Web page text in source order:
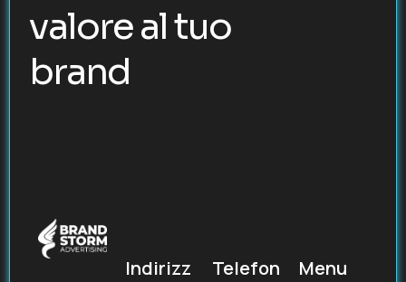
valore al tuo
brand
Indirizz
Telefon
Menu